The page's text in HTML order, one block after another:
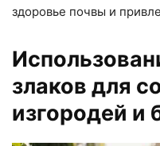
здоровье почвы и
злаков для
изгородей и